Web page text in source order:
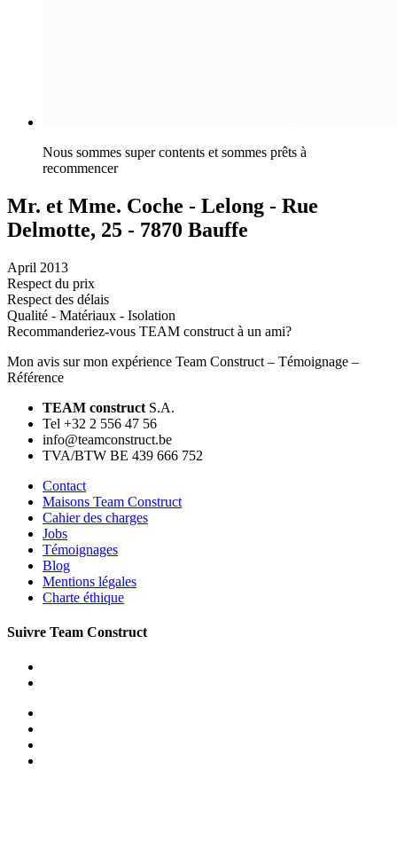
Nous sommes super contents et sommes prêts à
recommencer
Mr. et Mme. Coche - Lelong - Rue
Delmotte, 25 - 7870 Bauffe
April 2013
Respect du prix
Respect des délais
Qualité - Matériaux - Isolation
Recommanderiez-vous TEAM construct à un ami?
Mon avis sur mon expérience Team Construct – Témoignage –
Référence
TEAM construct S.A.
Tel +32 2 556 47 56
info@teamconstruct.be
TVA/BTW BE 439 666 752
Contact
Maisons Team Construct
Cahier des charges
Jobs
Témoignages
Blog
Mentions légales
Charte éthique
Suivre Team Construct